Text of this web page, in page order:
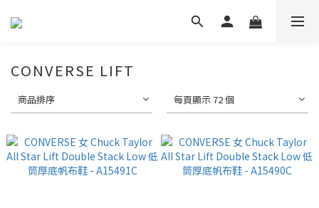
CONVERSE LIFT
商品排序 每頁顯示 72 個